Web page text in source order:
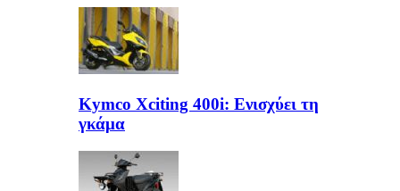
Kymco Xciting 400i: Ενισχύει τη
γκάμα